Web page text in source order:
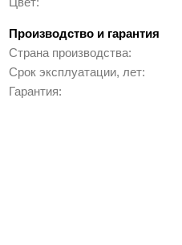
Производство и гарантия
Страна производства
Срок эксплуатации, лет
Гарантия